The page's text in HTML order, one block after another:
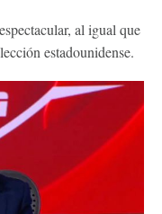
al igual que
estadounidense.